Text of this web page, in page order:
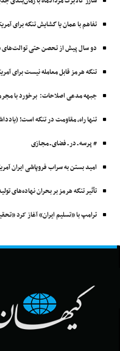
تفاهم با عمان یا گشایش تنگه برای
دو سال پیش از تحصن حتی توالت‌های
تنگه هرمز قابل معامله نیست برای
جبهه مدعی اصلاحات: برخورد با
تنها راه، مقاومت در تنگه است!
# پرسه ـ در ـ فضای ـ مجـازی
امید بستن به سراب فروپاشی ایران
تأثیر تنگه هرمز بر بحران نهاده‌های
ترامپ با «تسلیم ایران» آغاز کرد